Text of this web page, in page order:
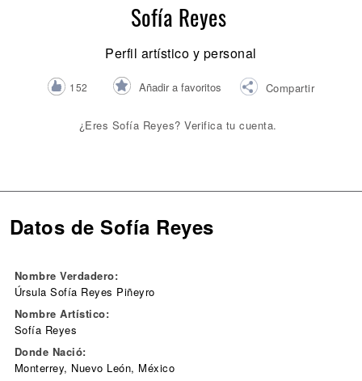
Sofía Reyes
Perfil artístico y personal
152 Añadir a favoritos Compartir
¿Eres Sofía Reyes? Verifica tu cuenta.
Datos de Sofía Reyes
Nombre Verdadero:
Úrsula Sofía Reyes Piñeyro
Nombre Artístico:
Sofía Reyes
Donde Nació:
Monterrey, Nuevo León, México